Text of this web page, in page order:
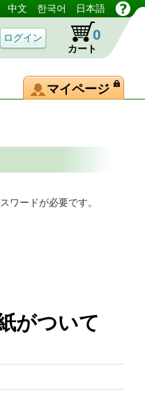
中文 한국어 日本語
カート
0
マイページ
ワードが必要です。
がついて